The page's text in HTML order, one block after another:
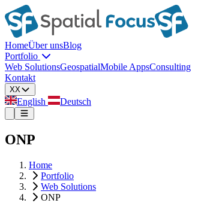
HomeÜber unsBlog
Portfolio
Web SolutionsGeospatialMobile AppsConsulting
Kontakt
XX
English Deutsch
ONP
Home
Portfolio
Web Solutions
ONP